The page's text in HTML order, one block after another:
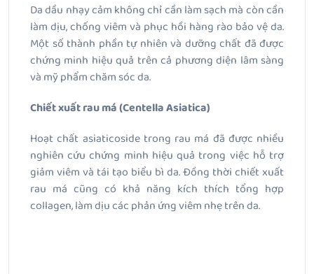
Da dầu nhạy cảm không chỉ cần làm sạch mà còn cần
làm dịu, chống viêm và phục hồi hàng rào bảo vệ da.
Một số thành phần tự nhiên và dưỡng chất đã được
chứng minh hiệu quả trên cả phương diện lâm sàng
và mỹ phẩm chăm sóc da.
Chiết xuất rau má (Centella Asiatica)
Hoạt chất asiaticoside trong rau má đã được nhiều
nghiên cứu chứng minh hiệu quả trong việc hỗ trợ
giảm viêm và tái tạo biểu bì da. Đồng thời chiết xuất
rau má cũng có khả năng kích thích tổng hợp
collagen, làm dịu các phản ứng viêm nhẹ trên da.